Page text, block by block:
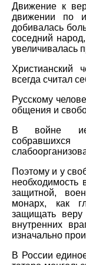
Движение к
движении по
добивалась
соседний
увеличивалась
Христианский
всегда считал
Русскому
общения и
В войне
Поэтому и у
необходимость
защитной,
монарх, как
защищать
внутренних
изначально
В России